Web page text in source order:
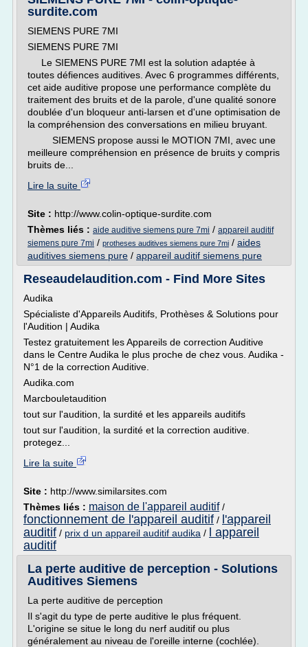
surdite.com
SIEMENS PURE 7MI
SIEMENS PURE 7MI
Le SIEMENS PURE 7MI est la solution adaptée à
toutes défiences auditives. Avec 6 programmes différents,
cet aide auditive propose une performance complète du
traitement des bruits et de la parole, d'une qualité sonore
doublée d'un bloqueur anti-larsen et d'une optimisation de
la compréhension des conversations en milieu bruyant.
SIEMENS propose aussi le MOTION 7MI, avec une
meilleure compréhension en présence de bruits y compris
bruits de...
Lire la suite
Site : http://www.colin-optique-surdite.com
Thèmes liés : aide auditive siemens pure 7mi / appareil auditif
siemens pure 7mi / protheses auditives siemens pure 7mi / aides
auditives siemens pure / appareil auditif siemens pure
Reseaudelaudition.com - Find More Sites
Audika
Spécialiste d'Appareils Auditifs, Prothèses & Solutions pour
l'Audition | Audika
Testez gratuitement les Appareils de correction Auditive
dans le Centre Audika le plus proche de chez vous. Audika -
N°1 de la correction Auditive.
Audika.com
Marcbouletaudition
tout sur l'audition, la surdité et les appareils auditifs
tout sur l'audition, la surdité et la correction auditive.
protegez...
Lire la suite
Site : http://www.similarsites.com
Thèmes liés : maison de l'appareil auditif/
fonctionnement de l'appareil auditif / l'appareil
auditif / prix d un appareil auditif audika /
l appareil
auditif
La perte auditive de perception - Solutions
Auditives Siemens
La perte auditive de perception
Il s'agit du type de perte auditive le plus fréquent.
L'origine se situe le long du nerf auditif ou plus
généralement au niveau de l'oreille interne (cochlée).